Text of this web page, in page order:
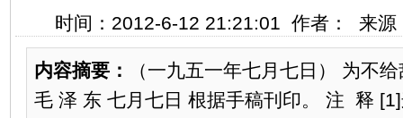
时间：2012-6-12 21:21:01 作者： 来
内容摘要：
（一九五一年七月七日） 为不
毛 泽 东 七月七日 根据手稿刊印。 注 释